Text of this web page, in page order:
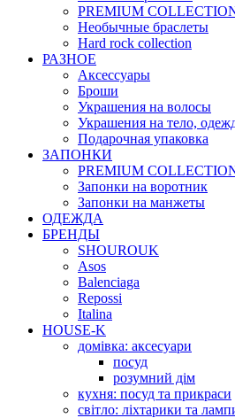
PREMIUM
Необычные браслеты
Hard rock collection
РАЗНОЕ
Аксессуары
Броши
Украшения на волосы
Украшения на тело,
Подарочная упаковка
ЗАПОНКИ
PREMIUM
Запонки на воротник
Запонки на манжеты
ОДЕЖДА
БРЕНДЫ
SHOUROUK
Asos
Balenciaga
Repossi
Italina
HOUSE-K
домівка: аксесуари
посуд
розумний дім
кухня: посуд та прикраси
світло: ліхтарики та